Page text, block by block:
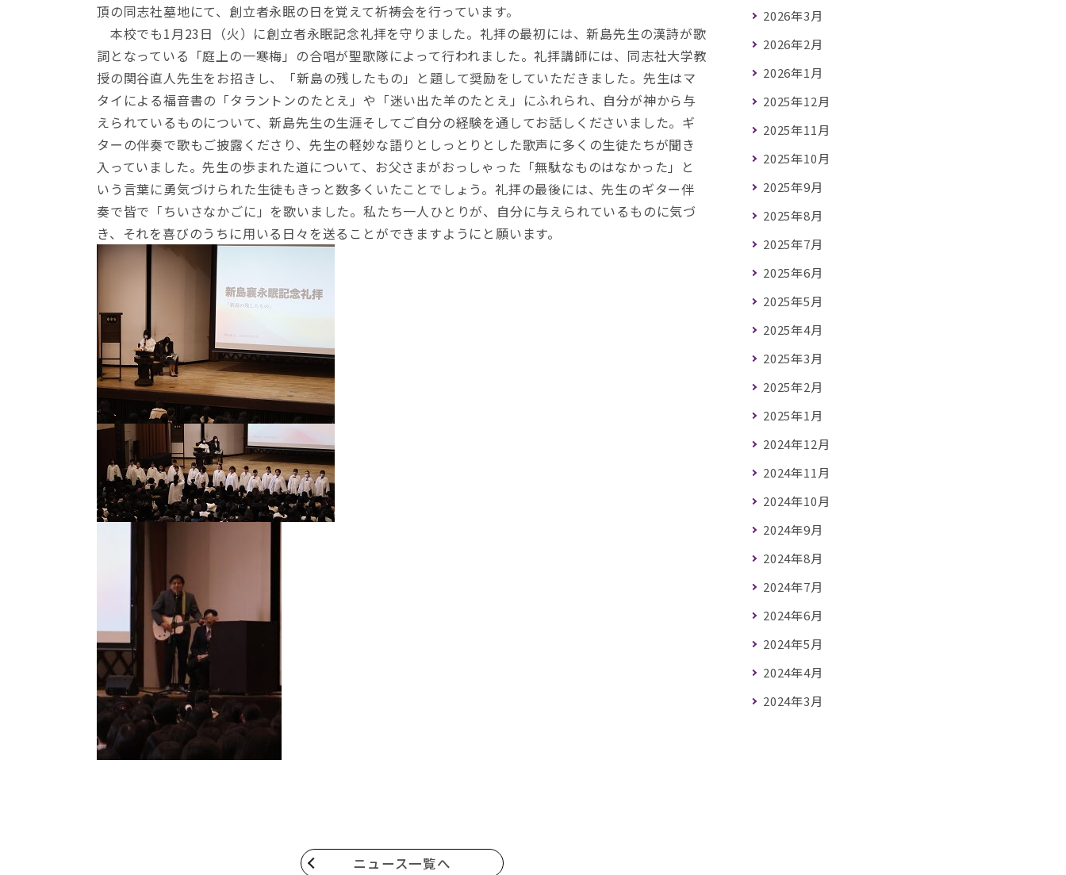
頂の同志社墓地にて、創立者永眠の日を覚えて祈祷会を行っています。
本校でも1月23日（火）に創立者永眠記念礼拝を守りました。礼拝の最初には、新島先生の漢詩が歌
詞となっている「庭上の一寒梅」の合唱が聖歌隊によって行われました。礼拝講師には、同志社大学教
授の関谷直人先生をお招きし、「新島の残したもの」と題して奨励をしていただきました。先生はマ
タイによる福音書の「タラントンのたとえ」や「迷い出た羊のたとえ」にふれられ、自分が神から与
えられているものについて、新島先生の生涯そしてご自分の経験を通してお話しくださいました。ギ
ターの伴奏で歌もご披露くださり、先生の軽妙な語りとしっとりとした歌声に多くの生徒たちが聞き
入っていました。先生の歩まれた道について、お父さまがおっしゃった「無駄なものはなかった」と
いう言葉に勇気づけられた生徒もきっと数多くいたことでしょう。礼拝の最後には、先生のギター伴
奏で皆で「ちいさなかごに」を歌いました。私たち一人ひとりが、自分に与えられているものに気づ
き、それを喜びのうちに用いる日々を送ることができますようにと願います。
ニュース一覧へ
2026年3月
2026年2月
2026年1月
2025年12月
2025年11月
2025年10月
2025年9月
2025年8月
2025年7月
2025年6月
2025年5月
2025年4月
2025年3月
2025年2月
2025年1月
2024年12月
2024年11月
2024年10月
2024年9月
2024年8月
2024年7月
2024年6月
2024年5月
2024年4月
2024年3月